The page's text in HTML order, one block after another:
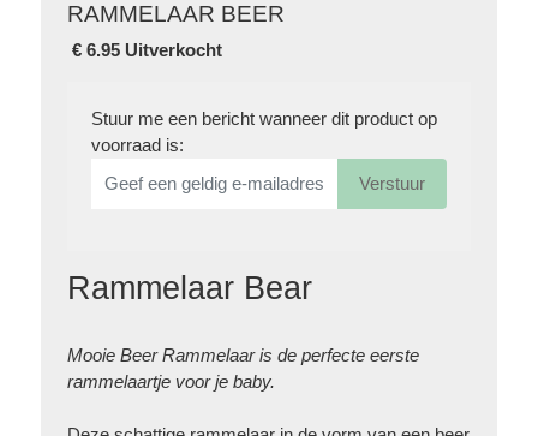
RAMMELAAR BEER
€6.95 Uitverkocht
Stuur me een bericht wanneer dit product op
voorraad is:
Verstuur
Rammelaar Bear
Mooie Beer Rammelaar is de perfecte eerste
rammelaartje voor je baby.